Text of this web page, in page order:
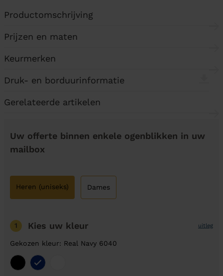
Productomschrijving
Prijzen en maten
Keurmerken
Druk- en borduurinformatie
Gerelateerde artikelen
Uw offerte binnen enkele ogenblikken in uw
mailbox
Heren (uniseks) Dames
1 Kies uw kleur uitleg
Gekozen kleur: Real Navy 6040